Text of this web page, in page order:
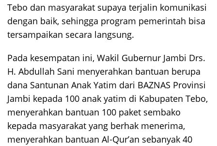
Tebo dan masyarakat supaya terjalin komunikasi
dengan baik, sehingga program pemerintah bisa
tersampaikan secara langsung.
Pada kesempatan ini, Wakil Gubernur Jambi Drs.
H. Abdullah Sani menyerahkan bantuan berupa
dana Santunan Anak Yatim dari BAZNAS Provinsi
Jambi kepada 100 anak yatim di Kabupaten Tebo,
menyerahkan bantuan 100 paket sembako
kepada masyarakat yang berhak menerima,
menyerahkan bantuan Al-Qur’an sebanyak 40